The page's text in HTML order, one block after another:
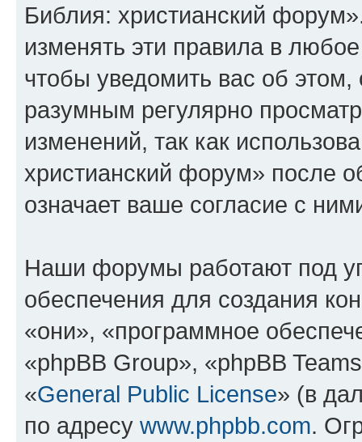
Библия: христианский
изменять эти правила в
чтобы уведомить вас об
разумным регулярно
изменений, так как
христианский форум» после
означает ваше согласие с
Наши форумы работают под
обеспечения для создания
«они», «программное
«phpBB Group», «phpBB
«General Public License» (в
по адресу www.phpbb.com.